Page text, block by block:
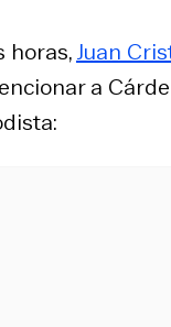
horas,Juan
a